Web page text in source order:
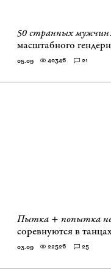
50 странных
масштабного
05.09 40346 21
Пытка + попытка
соревнуются в
03.09 22526 25